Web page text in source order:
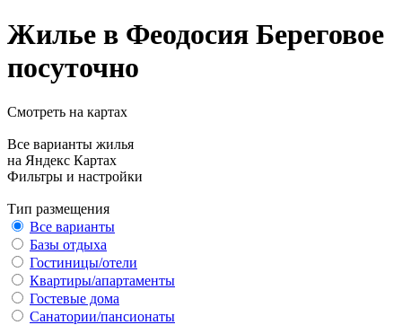
Жилье в Феодосия Береговое
посуточно
Смотреть на картах
Все варианты жилья
на Яндекс Картах
Фильтры и настройки
Тип размещения
Все варианты
Базы отдыха
Гостиницы/отели
Квартиры/апартаменты
Гостевые дома
Санатории/пансионаты